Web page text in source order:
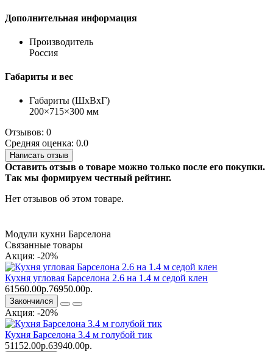
Дополнительная информация
Производитель
Россия
Габариты и вес
Габариты (ШхВхГ)
200×715×300 мм
Отзывов: 0
Средняя оценка: 0.0
Написать отзыв
Оставить отзыв о товаре можно только после его покупки.
Так мы формируем честный рейтинг.
Нет отзывов об этом товаре.
Модули кухни Барселона
Связанные товары
Акция: -20%
Кухня угловая Барселона 2.6 на 1.4 м седой клен
61560.00р.76950.00р.
Закончился
Акция: -20%
Кухня Барселона 3.4 м голубой тик
51152.00р.63940.00р.